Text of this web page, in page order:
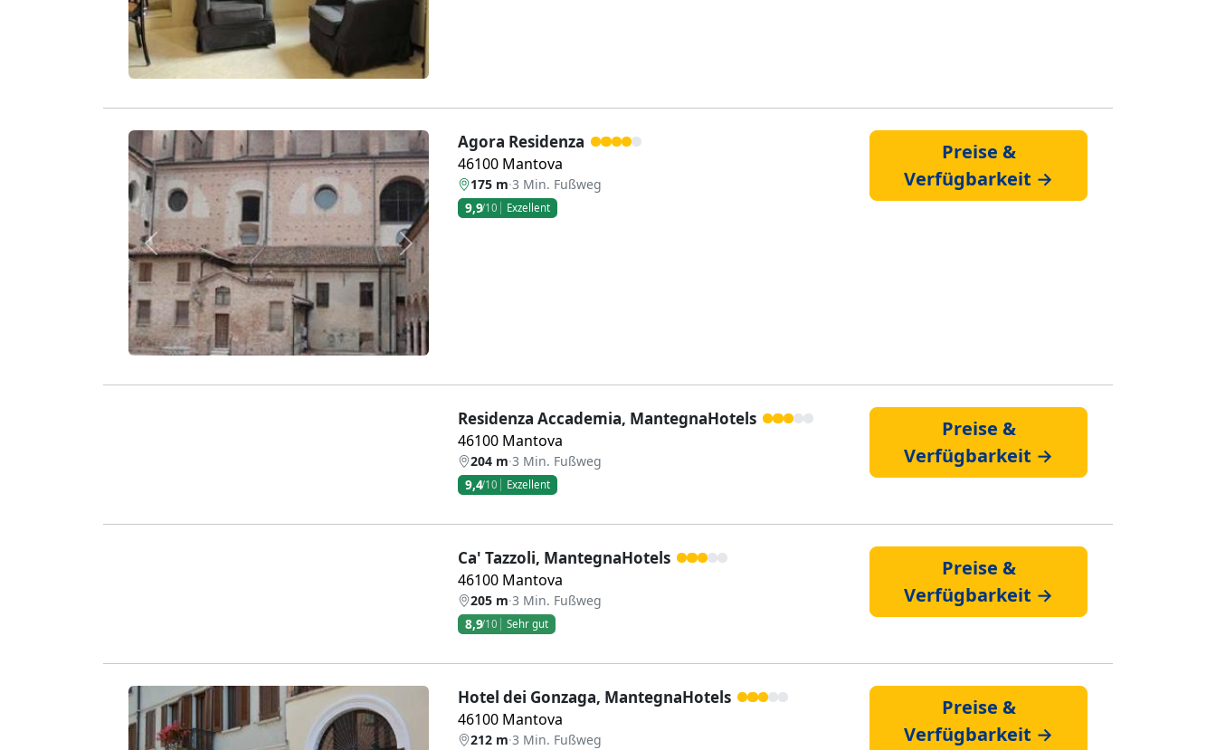
Zurück Weiter
Agora Residenza
46100 Mantova
175 m·3 Min. Fußweg
9,9/10 Exzellent
Preise &
Verfügbarkeit →
Residenza Accademia, MantegnaHotels
46100 Mantova
204 m·3 Min. Fußweg
9,4/10 Exzellent
Preise &
Verfügbarkeit →
Ca' Tazzoli, MantegnaHotels
46100 Mantova
205 m·3 Min. Fußweg
8,9/10 Sehr gut
Preise &
Verfügbarkeit →
Hotel dei Gonzaga, MantegnaHotels
46100 Mantova
212 m·3 Min. Fußweg
Preise &
Verfügbarkeit →